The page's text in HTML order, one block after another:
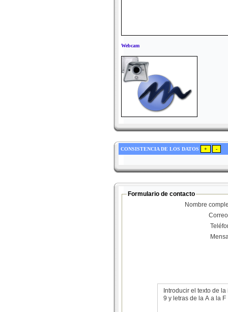
Webcam
CONSISTENCIA DE LOS DATOS
Formulario de contacto
Nombre
Introducir el texto de
9 y letras de la A a la F